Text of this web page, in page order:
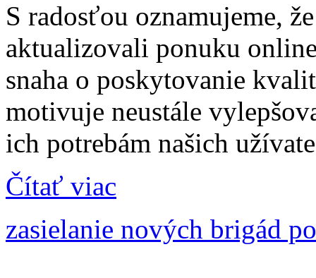
S radosťou oznamujeme,
aktualizovali ponuku
snaha o poskytovanie
motivuje neustále
ich potrebám našich
Čítať viac
zasielanie nových brigád